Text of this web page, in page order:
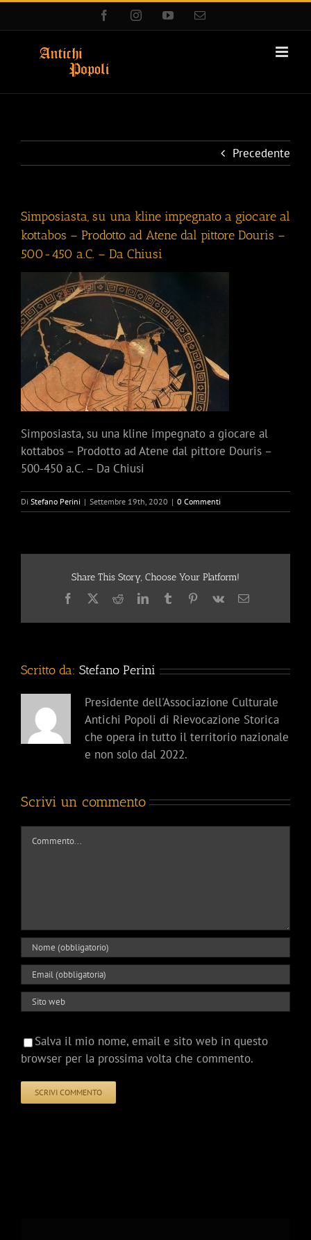
Salta
FacebookInstagramYouTubeEmail
Precedente
Simposiasta, su una kline impegnato a giocare al
kottabos – Prodotto ad Atene dal pittore Douris –
500-450 a.C. – Da Chiusi
Simposiasta, su una kline impegnato a giocare al
kottabos – Prodotto ad Atene dal pittore Douris –
500-450 a.C. – Da Chiusi
Di Stefano Perini | Settembre 19th, 2020 | 0 Commenti
Share This Story, Choose Your Platform!
Facebook
X RedditLinkedInTumblrPinterest
Vk Email
Scritto da: Stefano Perini
Presidente dell'Associazione Culturale
Antichi Popoli di Rievocazione Storica
che opera in tutto il territorio nazionale
e non solo dal 2022.
Scrivi un commento
Commento
Salva il mio nome, email e sito web in questo
browser per la prossima volta che commento.